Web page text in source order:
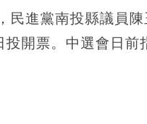
民進黨南投縣議員
開票。中選會日